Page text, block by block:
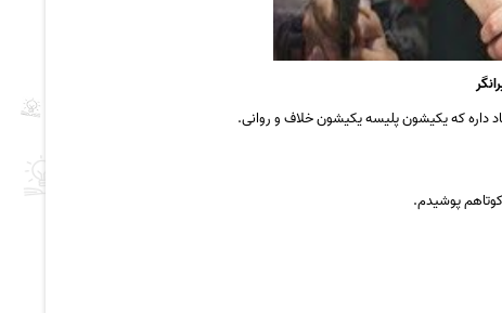
داره که یکیشون پلیسه یکیشون خلاف و روانی.
پوشیدم.